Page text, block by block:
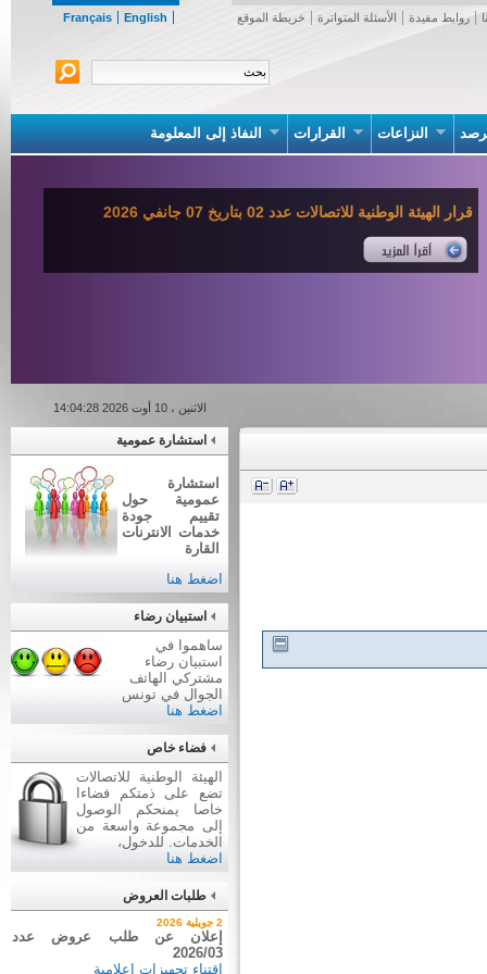
Français English روابط مفيدة الأسئلة المتواترة خريطة الموقع
النزاعات القرارات النفاذ إلى المعلومة
قرار الهيئة الوطنية للاتصالات عدد 02 بتاريخ 07 جانفي 2026
الاثنين ، 10 أوت 2026 14:04:28
استشارة عمومية
استشارة
عمومية حول
تقييم جودة
خدمات الانترنات
القارة
اضغط هنا
استبيان رضاء
ساهموا في
استبيان رضاء
مشتركي الهاتف
الجوال في تونس
اضغط هنا
فضاء خاص
الهيئة الوطنية للاتصالات
تضع على ذمتكم فضاءا
خاصا يمنحكم الوصول
إلى مجموعة واسعة من
الخدمات. للدخول،
اضغط هنا
طلبات العروض
نتيجة بيع وسائل نقل عن طريق
ظروف مغلقة عدد 01/2026
بيع وسائل نقل عن طريق ظروف
إعلان عن طلب عروض عدد
2026/03
اقتناء تجهيزات إعلامية